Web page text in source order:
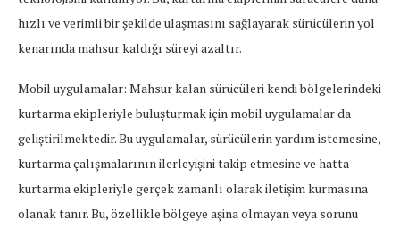
hızlı ve verimli bir şekilde ulaşmasını sağlayarak sürücülerin yol
kenarında mahsur kaldığı süreyi azaltır.
Mobil uygulamalar: Mahsur kalan sürücüleri kendi bölgelerindeki
kurtarma ekipleriyle buluşturmak için mobil uygulamalar da
geliştirilmektedir. Bu uygulamalar, sürücülerin yardım istemesine,
kurtarma çalışmalarının ilerleyişini takip etmesine ve hatta
kurtarma ekipleriyle gerçek zamanlı olarak iletişim kurmasına
olanak tanır. Bu, özellikle bölgeye aşina olmayan veya sorunu